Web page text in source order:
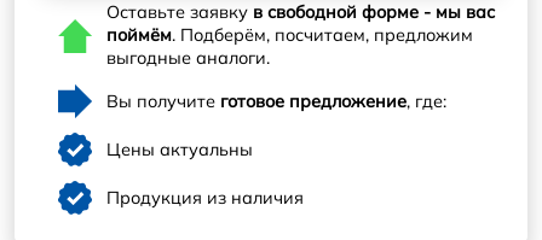
Оставьте заявку в свободной форме - мы вас
поймём. Подберём, посчитаем, предложим
выгодные аналоги.
Вы получите готовое предложение, где:
Цены актуальны
Продукция из наличия